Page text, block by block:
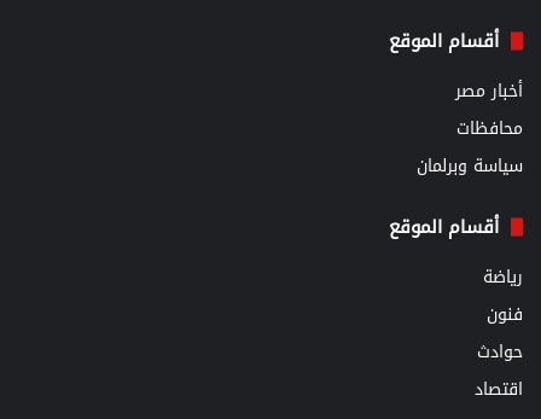
أقسام الموقع
أخبار مصر
محافظات
سياسة وبرلمان
أقسام الموقع
رياضة
فنون
حوادث
اقتصاد